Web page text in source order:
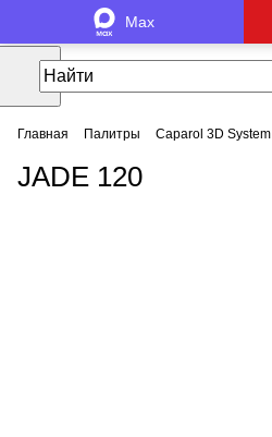
Главная Палитры Caparol 3D System
JADE 120
Max